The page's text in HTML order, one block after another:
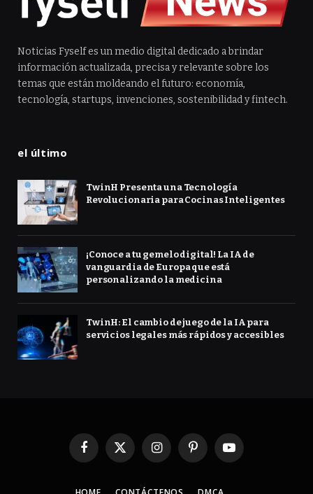
Noticias Fyself es un medio digital dedicado a brindar
información actualizada, precisa y relevante sobre los
temas que están moldeando el futuro: economía,
tecnología, startups, invenciones, sostenibilidad y fintech.
el último
TwinH Presenta una Tecnología
Revolucionaria para Cocinas Inteligentes
¡Conoce a tu gemelo digital! La IA de
vanguardia de Europa que está
personalizando la medicina
TwinH: El cambio de juego de la IA para
servicios legales más rápidos y accesibles
Facebook
X
InstagramPinterestYouTube